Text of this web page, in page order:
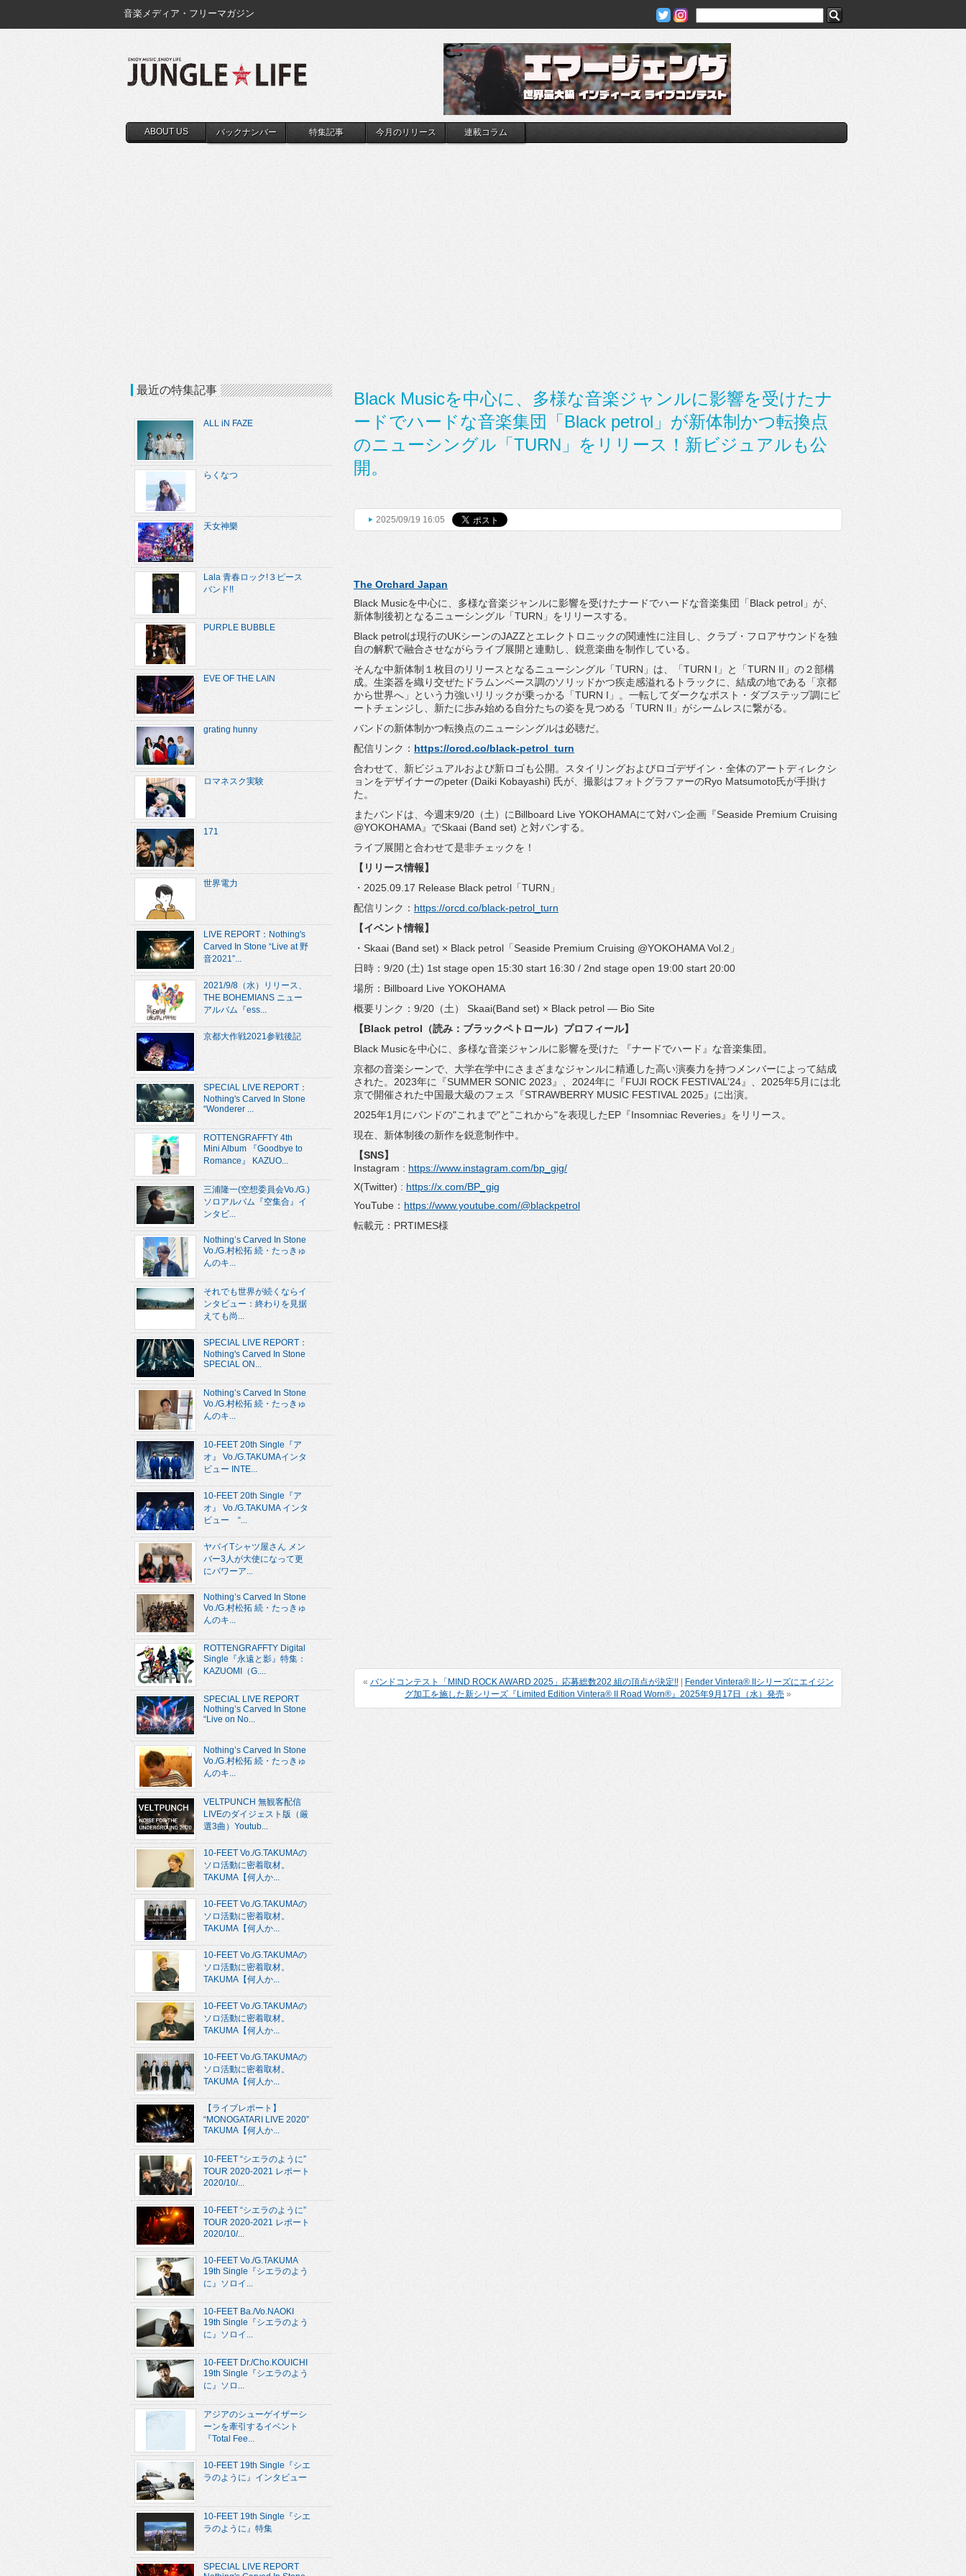
音楽メディア・フリーマガジン
ABOUT US バックナンバー 特集記事 今月のリリース 連載コラム
Black Musicを中心に、多様な音楽ジャンルに影響を受けたナ
ードでハードな音楽集団「Black petrol」が新体制かつ転換点
のニューシングル「TURN」をリリース！新ビジュアルも公
開。
2025/09/19 16:05
The Orchard Japan
Black Musicを中心に、 多様な音楽ジャンルに影響を受けたナードでハードな音楽集団「Black petrol」が、
新体制後初となるニューシングル「TURN」 をリリースする。
Black petrolは現行のUKシーンのJAZZとエレクトロニックの関連性に注目し、クラブ・ フロアサウンドを独
自の解釈で融合させながらライブ展開と連動し
、鋭意楽曲を制作している。
そんな中新体制１枚目のリリースとなるニューシングル「TURN」は、「TURN I」と「TURN II」の２部構
成。 生楽器を織り交ぜたドラムンベース調のソリッドかつ疾走感溢れる トラックに、結成の地である「京都
から世界へ」
という力強いリリックが乗っかる「TURN I」。一転してダークなポスト・ ダブステップ調にビ
ートチェンジし、 新たに歩み始める自分たちの姿を見つめる「TURN II」がシームレスに繋がる。
バンドの新体制かつ転換点のニューシングルは必聴だ。
配信リンク： https://orcd.co/black-petrol_turn
合わせて、新ビジュアルおよび新ロゴも公開。
スタイリングおよびロゴデザイン・ 全体のアートディレクシ
ョンをデザイナーのpeter (Daiki Kobayashi) 氏が、撮影はフォトグラファーのRyo Matsumoto氏が手掛け
た。
またバンドは、今週末9/20（土）にBillboard Live YOKOHAMAにて対バン企画『Seaside Premium Cruising
@YOKOHAMA』でSkaai (Band set) と対バンする。
ライブ展開と合わせて是非チェックを！
【リリース情報】
・2025.09.17 Release Black petrol「TURN」
配信リンク： https://orcd.co/black-petrol_turn
【イベント情報】
・Skaai (Band set) × Black petrol「Seaside Premium Cruising @YOKOHAMA Vol.2」
日時：9/20 (土) 1st stage open 15:30 start 16:30 / 2nd stage open 19:00 start 20:00
場所：Billboard Live YOKOHAMA
概要リンク：9/20（土） Skaai(Band set) × Black petrol ― Bio Site
【Black petrol（読み：ブラックペトロール）プロフィール】
Black Musicを中心に、多様な音楽ジャンルに影響を受けた 『ナードでハード』な音楽集団。
京都の音楽シーンで、 大学在学中にさまざまなジャンルに精通した高い演奏力を持つメンバーによって結成
された。2023年に『SUMMER SONIC 2023』、2024年に『FUJI ROCK FESTIVAL’24』、 2025年5月には北
京で開催された中国最大級のフェス『STRAWBERRY MUSIC FESTIVAL 2025』に出演。
2025年1月にバンドの"これまで"と"これから"を表現したEP『Insomniac Reveries』をリリース。
現在、新体制後の新作を鋭意制作中。
【SNS】
Instagram : https://www.instagram.com/bp_ gig/
X(Twitter) : https://x.com/BP_gig
YouTube： https://www.youtube. com/@blackpetrol
転載元：PRTIMES様
« バンドコンテスト「MIND ROCK AWARD 2025」応募総数202 組の頂点が決定!!|
Fender Vintera® IIシリーズにエイジン
グ加工を施した新シリーズ『Limited Edition Vintera® II Road Worn®』2025年9月17日（水）発売 »
最近の特集記事
ALL iN FAZE
らくなつ
天女神樂
Lala 青春ロック!３ピース
バンド!!
PURPLE BUBBLE
EVE OF THE LAIN
grating hunny
ロマネスク実験
171
世界電力
LIVE REPORT：Nothing's
Carved In Stone “Live at 野
音2021”...
2021/9/8（水）リリース、
THE BOHEMIANS ニュー
アルバム『ess...
京都大作戦2021参戦後記
SPECIAL LIVE REPORT：
Nothing's Carved In Stone
“Wonderer ...
ROTTENGRAFFTY 4th
Mini Album 『Goodbye to
Romance』 KAZUO...
三浦隆一(空想委員会Vo./G.)
ソロアルバム『空集合』イ
ンタビ...
Nothing’s Carved In Stone
Vo./G.村松拓 続・たっきゅ
んのキ...
それでも世界が続くならイ
ンタビュー：終わりを見据
えても尚...
SPECIAL LIVE REPORT：
Nothing's Carved In Stone
SPECIAL ON...
Nothing’s Carved In Stone
Vo./G.村松拓 続・たっきゅ
んのキ...
10-FEET 20th Single『ア
オ』 Vo./G.TAKUMAインタ
ビュー INTE...
10-FEET 20th Single『ア
オ』 Vo./G.TAKUMA インタ
ビュー “...
ヤバイTシャツ屋さん メン
バー3人が大使になって更
にパワーア...
Nothing’s Carved In Stone
Vo./G.村松拓 続・たっきゅ
んのキ...
ROTTENGRAFFTY Digital
Single『永遠と影』特集：
KAZUOMI（G....
SPECIAL LIVE REPORT
Nothing’s Carved In Stone
“Live on No...
Nothing’s Carved In Stone
Vo./G.村松拓 続・たっきゅ
んのキ...
VELTPUNCH 無観客配信
LIVEのダイジェスト版（厳
選3曲）Youtub...
10-FEET Vo./G.TAKUMAの
ソロ活動に密着取材。
TAKUMA【何人か...
10-FEET Vo./G.TAKUMAの
ソロ活動に密着取材。
TAKUMA【何人か...
10-FEET Vo./G.TAKUMAの
ソロ活動に密着取材。
TAKUMA【何人か...
10-FEET Vo./G.TAKUMAの
ソロ活動に密着取材。
TAKUMA【何人か...
10-FEET Vo./G.TAKUMAの
ソロ活動に密着取材。
TAKUMA【何人か...
【ライブレポート】
“MONOGATARI LIVE 2020”
TAKUMA【何人か...
10-FEET “シエラのように”
TOUR 2020-2021 レポート
2020/10/...
10-FEET “シエラのように”
TOUR 2020-2021 レポート
2020/10/...
10-FEET Vo./G.TAKUMA
19th Single『シエラのよう
に』ソロイ...
10-FEET Ba./Vo.NAOKI
19th Single『シエラのよう
に』ソロイ...
10-FEET Dr./Cho.KOUICHI
19th Single『シエラのよう
に』ソロ...
アジアのシューゲイザーシ
ーンを牽引するイベント
『Total Fee...
10-FEET 19th Single『シエ
ラのように』インタビュー
10-FEET 19th Single『シエ
ラのように』特集
SPECIAL LIVE REPORT